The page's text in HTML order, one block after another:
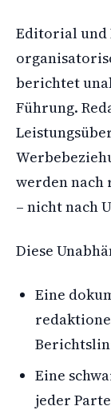
Editorial und
berichtet
Führung.
werden
– nicht nach
Diese
Eine
Eine
jeder